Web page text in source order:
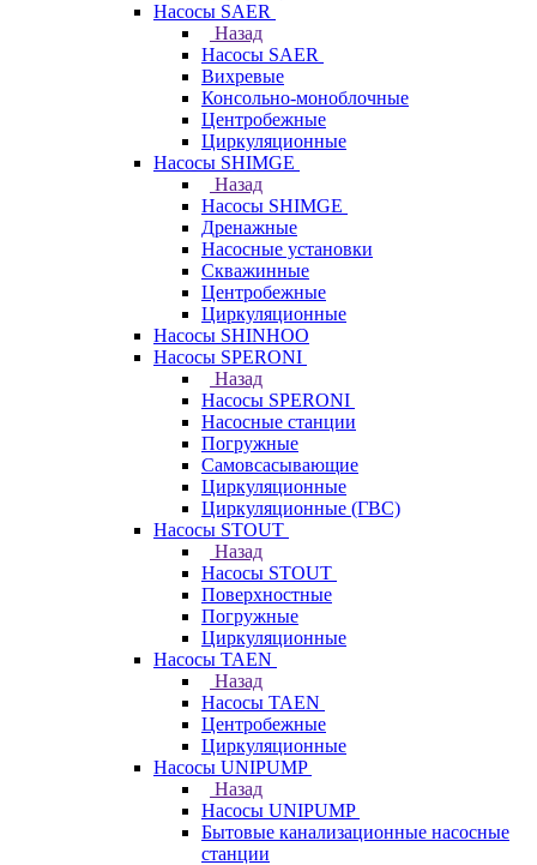
Насосы SAER
Назад
Насосы SAER
Вихревые
Консольно-моноблочные
Центробежные
Циркуляционные
Насосы SHIMGE
Назад
Насосы SHIMGE
Дренажные
Насосные установки
Скважинные
Центробежные
Циркуляционные
Насосы SHINHOO
Насосы SPERONI
Назад
Насосы SPERONI
Насосные станции
Погружные
Самовсасывающие
Циркуляционные
Циркуляционные (ГВС)
Насосы STOUT
Назад
Насосы STOUT
Поверхностные
Погружные
Циркуляционные
Насосы TAEN
Назад
Насосы TAEN
Центробежные
Циркуляционные
Насосы UNIPUMP
Назад
Насосы UNIPUMP
Бытовые канализационные насосные
станции